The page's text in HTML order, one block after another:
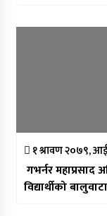
१ श्रावण २०७९,
गभर्नर महाप्रसाद
विद्यार्थीको